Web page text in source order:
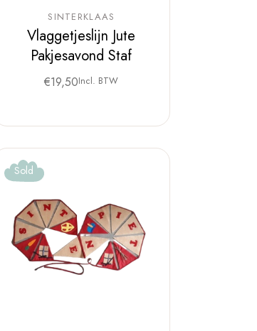
SINTERKLAAS
Vlaggetjeslijn Jute
Pakjesavond Staf
€19,50Incl. BTW
Sold